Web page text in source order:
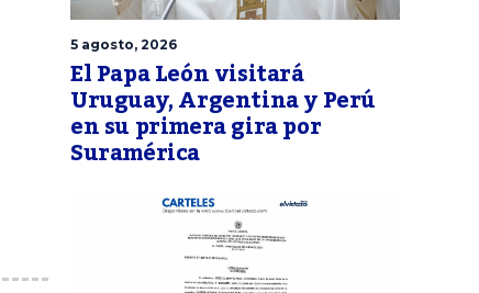
5 agosto, 2026
El Papa León visitará
Uruguay, Argentina y Perú
en su primera gira por
Suramérica